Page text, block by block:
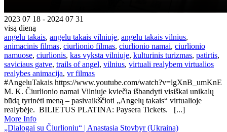
2023 07 18 - 2024 07 31
visą dieną
angelu takais, angelu takais vilniuje, angelu takais vilnius,
animacinis filmas, ciurlionio filmas, ciurlionio namai, ciurlionio
namuose, ciurlionis, kas vyksta vilniuje, kulturinis turizmas, patirtis,
saviciaus gatve, trails of angel, vilnius, virtuali realybem virtualios
realybes animacija, vr filmas
#AngeluTakais https://www.youtube.com/watch?v=lgXnB_umKnE
M. K. Čiurlionio namai Vilniuje kviečia išbandyti visiškai unikalų
būdą tyrinėti meną – pasivaikščioti „Angelų takais“ virtualioje
realybėje. BILIETUS PLATINA: Paysera Tickets. [...]
More Info
„Dialogai su Čiurlioniu“ | Anastasia Stovbyr (Ukraina)